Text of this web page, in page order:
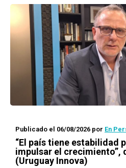
Publicado el 06/08/2026 por En
“El país tiene estabilidad
impulsar el crecimiento”,
(Uruguay Innova)